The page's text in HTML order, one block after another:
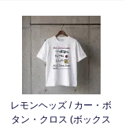
レモンヘッズ / カー・ボ
タン・クロス (ボックス